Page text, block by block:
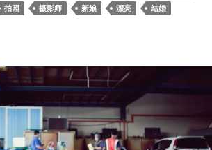
拍照 摄影师 新娘 漂亮
结婚